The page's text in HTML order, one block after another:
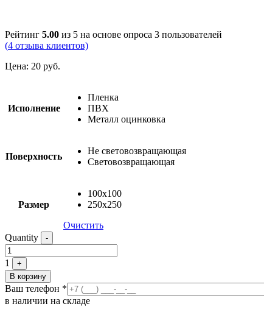
Рейтинг 5.00 из 5 на основе опроса 3 пользователей
(4 отзыва клиентов)
Цена: 20 руб.
Исполнение
Пленка
ПВХ
Металл оцинковка
Поверхность
Не световозвращающая
Световозвращающая
Размер
100х100
250х250
Очистить
Quantity
-
1
+
В корзину
Ваш телефон *
в наличии на складе